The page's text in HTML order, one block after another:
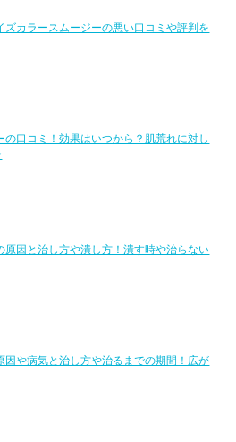
ズカラースムージーの悪い口コミや評判を
の口コミ！効果はいつから？肌荒れに対し
原因と治し方や潰し方！潰す時や治らない
因や病気と治し方や治るまでの期間！広が